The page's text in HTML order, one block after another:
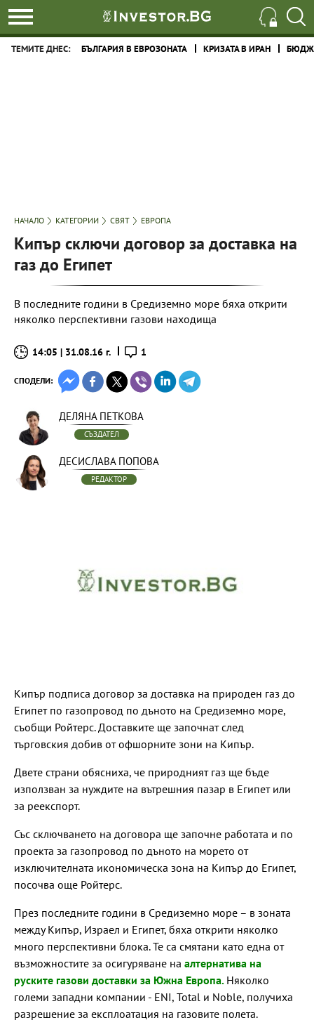
ТЕМИТЕ ДНЕС: БЪЛГАРИЯ В ЕВРОЗОНАТА КРИЗАТА В ИРАН
НАЧАЛО КАТЕГОРИИ СВЯТ ЕВРОПА
Кипър сключи договор за доставка на
газ до Египет
В последните години в Средиземно море бяха открити
няколко перспективни газови находища
14:05 | 31.08.16 г. 1
СПОДЕЛИ:
ДЕЛЯНА ПЕТКОВА
СЪЗДАТЕЛ
ДЕСИСЛАВА ПОПОВА
РЕДАКТОР
Кипър подписа договор за доставка на природен газ до
Египет по газопровод по дъното на Средиземно море,
съобщи Ройтерс. Доставките ще започнат след
търговския добив от офшорните зони на Кипър.
Двете страни обясниха, че природният газ ще бъде
използван за нуждите на вътрешния пазар в Египет или
за реекспорт.
Със сключването на договора ще започне работата и по
проекта за газопровод по дъното на морето от
изключителната икономическа зона на Кипър до Египет,
посочва още Ройтерс.
През последните години в Средиземно море – в зоната
между Кипър, Израел и Египет, бяха открити няколко
много перспективни блока. Те са смятани като една от
възможностите за осигуряване на алтернатива на
руските газови доставки за Южна Европа. Няколко
големи западни компании - ENI, Total и Noble, получиха
разрешение за експлоатация на газовите полета.